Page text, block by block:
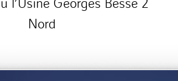
Nord